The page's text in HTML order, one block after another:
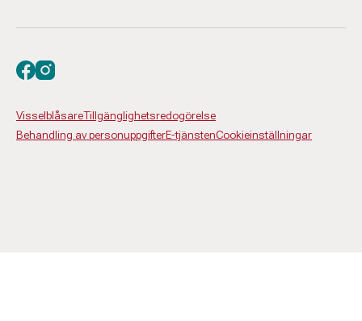
VisselblåsareTillgänglighetsredogörelse
Behandling av personuppgifterE-tjänstenCookieinställningar
Besök oss på facebook
Besök oss på instagram